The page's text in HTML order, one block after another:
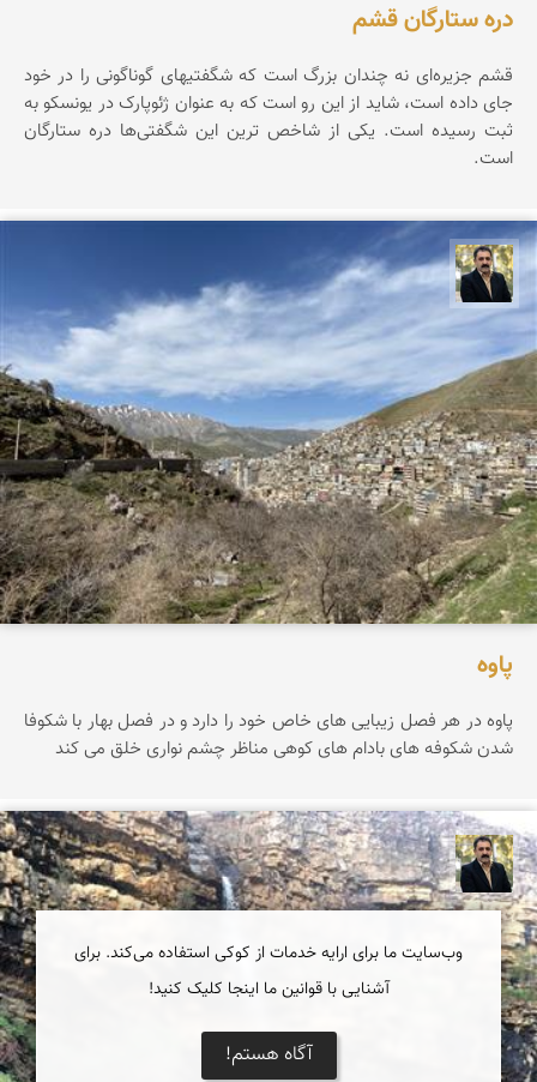
دره ستارگان قشم
قشم جزیره‌ای نه چندان بزرگ است که شگفتیهای گوناگونی را در خود
جای داده است، شاید از این رو است که به عنوان ژئوپارک در یونسکو به
ثبت رسیده است. یکی از شاخص ترین این شگفتی‌ها دره ستارگان
است.
عدنان مرادی
پاوه
پاوه در هر فصل زیبایی های خاص خود را دارد و در فصل بهار با شکوفا
شدن شکوفه های بادام های کوهی مناظر چشم نواری خلق می کند
عدنان مرادی
وب‌سایت ما برای ارایه خدمات از کوکی استفاده می‌کند. برای
آشنایی با قوانین ما اینجا کلیک کنید!
آگاه هستم!